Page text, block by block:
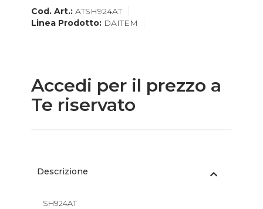
Cod. Art.: ATSH924AT
Linea Prodotto: DAITEM
Accedi per il prezzo a
Te riservato
Descrizione
SH924AT